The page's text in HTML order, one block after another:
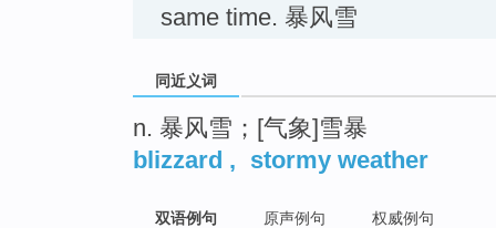
same time. 暴风雪
同近义词
n. 暴风雪；[气象]雪暴
blizzard , stormy weather
双语例句 原声例句 权威例句